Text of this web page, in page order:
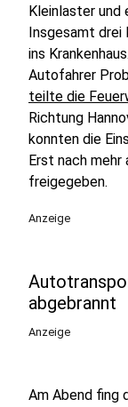
Kleinlaster und
Insgesamt drei
ins
Autofahrer
teilte die
Richtung
konnten die
Erst nach mehr
freigegeben.
Anzeige
abgebrannt
Anzeige
Am Abend fing